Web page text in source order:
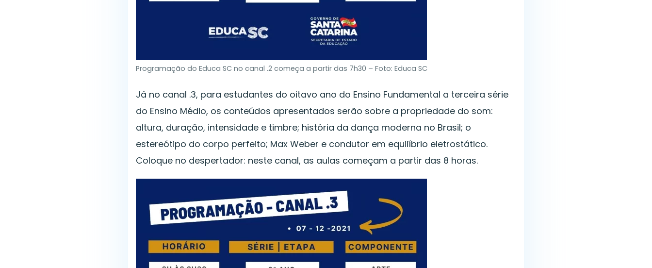
Programação do Educa SC no canal .2 começa a partir das 7h30 – Foto: Educa SC
Já no canal .3, para estudantes do oitavo ano do Ensino Fundamental a terceira série
do Ensino Médio, os conteúdos apresentados serão sobre a propriedade do som:
altura, duração, intensidade e timbre; história da dança moderna no Brasil; o
estereótipo do corpo perfeito; Max Weber e condutor em equilíbrio eletrostático.
Coloque no despertador: neste canal, as aulas começam a partir das 8 horas.